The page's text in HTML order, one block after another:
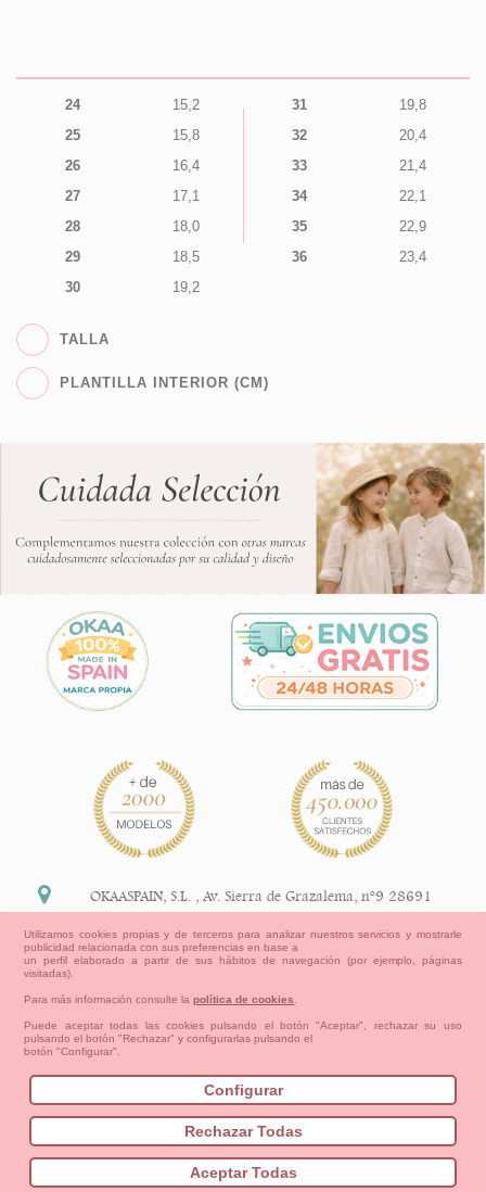
24
15,2
25
15,8
26
16,4
27
17,1
28
18,0
29
18,5
30
19,2
31
19,8
32
20,4
33
21,4
34
22,1
35
22,9
36
23,4
TALLA
PLANTILLA INTERIOR (CM)
Bebés Pequeños/as Niña Niño
Mamas & Papas
NUEVA COLECCION
OUTLET-ULTIMAS TALLAS
Información Legal
política de devoluciones y reembolsos
Aviso Legal Aviso Cookies
Cómo crear tu cuenta OKAA.
Mapa del sitio
OKAASPAIN, S.L. ,Av. Sierra de Grazalema, nº9 28691
+34 91 113 89 09
Utilizamos cookies propias y de terceros para analizar nuestros servicios y mostrarle
publicidad relacionada con sus preferencias en base a
un perfil elaborado a partir de sus hábitos de navegación (por ejemplo, páginas
visitadas).
Para más información consulte lapolítica de cookies
Puede aceptar todas las cookies pulsando el botón "Aceptar", rechazar su uso
pulsando el botón "Rechazar" y configurarlas pulsando el
botón "Configurar".
Configurar
Rechazar Todas
Aceptar Todas